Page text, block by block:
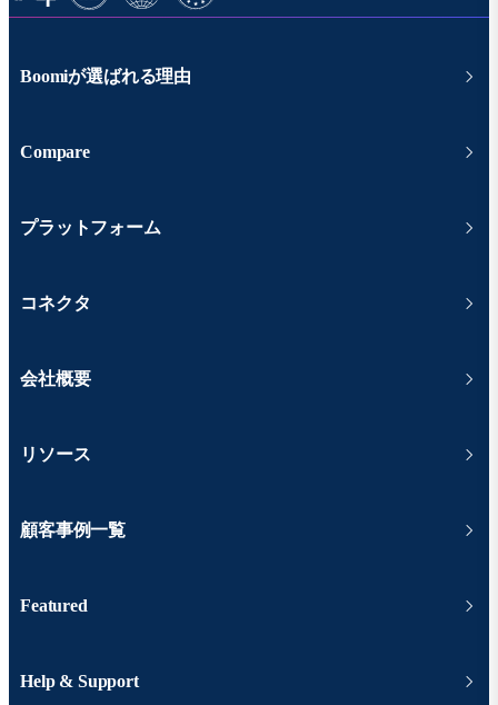
Boomiが選ばれる理由
Compare
プラットフォーム
コネクタ
会社概要
リソース
顧客事例一覧
Featured
Help & Support